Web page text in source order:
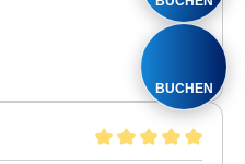
BUCHEN